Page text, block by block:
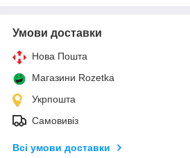
Умови доставки
Нова Пошта
Магазини Rozetka
Укрпошта
Самовивіз
Всі умови доставки